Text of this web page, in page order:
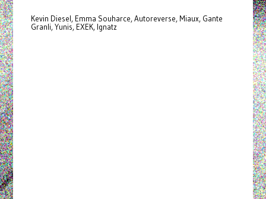
Kevin Diesel, Emma Souharce, Autoreverse, Miaux, Gante
Granli, Yunis, EXEK, Ignatz